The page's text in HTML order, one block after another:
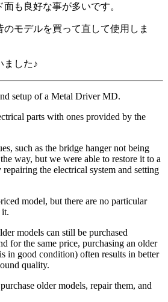
も良好な事が多いです。
のモデルを買って直して使用しま
ました♪
setup of a Metal Driver MD.
parts with ones provided by the
such as the bridge hanger not being
way, but we were able to restore it to a
the electrical system and setting
model, but there are no particular
it.
models can still be purchased
for the same price, purchasing an older
in good condition) often results in better
quality.
older models, repair them, and